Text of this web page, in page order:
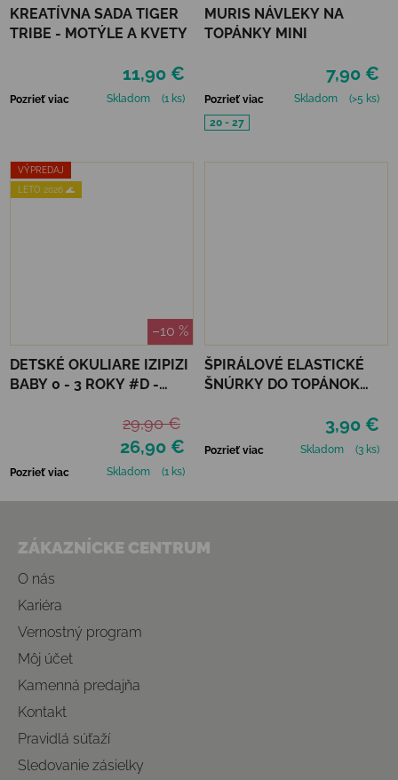
KREATÍVNA SADA TIGER
TRIBE - MOTÝLE A KVETY
11,90 €
Pozrieť viac Skladom (1 ks)
MURIS NÁVLEKY NA
TOPÁNKY MINI
7,90 €
Pozrieť viac Skladom
(>5 ks)
20 - 27
VÝPREDAJ
LETO 2026 🌊
–10 %
DETSKÉ OKULIARE IZIPIZI
BABY 0 - 3 ROKY #D -
26,90 €
29,90 €
Pozrieť viac Skladom (1 ks)
ŠPIRÁLOVÉ ELASTICKÉ
ŠNÚRKY DO TOPÁNOK
3,90 €
Pozrieť viac Skladom (3 ks)
ZÁKAZNÍCKE CENTRUM
O nás
Kariéra
Vernostný program
Môj účet
Kamenná predajňa
Kontakt
Pravidlá súťaží
Sledovanie zásielky